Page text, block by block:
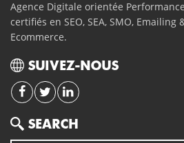
Agence Digitale orientée
certifiés en SEO, SEA, SMO, Emailing
Ecommerce.
SUIVEZ-NOUS
SEARCH
Search